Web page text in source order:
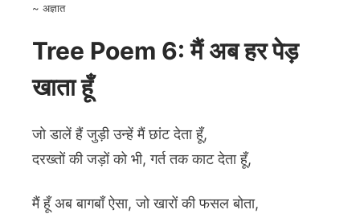
~ अज्ञात
Tree Poem 6: मैं अब हर पेड़
खाता हूँ
जो डालें हैं जुड़ी उन्हें मैं छांट देता हूँ,
दरख्तों की जड़ों को भी, गर्त तक काट देता हूँ,
मैं हूँ अब बागबाँ ऐसा, जो खारों की फसल बोता,